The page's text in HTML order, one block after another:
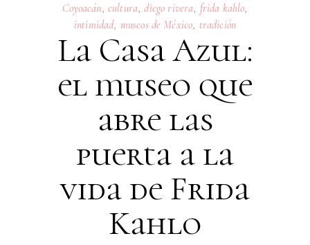
Coyoacán, cultura,diego rivera, frida kahlo,
intimidad, museos de México, tradición
La Casa Azul:
el museo que
abre las
puerta a la
vida de Frida
Kahlo